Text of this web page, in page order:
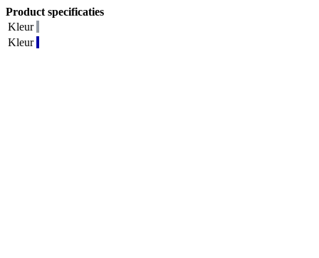
Product specificaties
Kleur
Kleur